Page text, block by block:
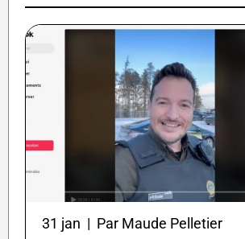
31 jan | Par Maude Pelletier